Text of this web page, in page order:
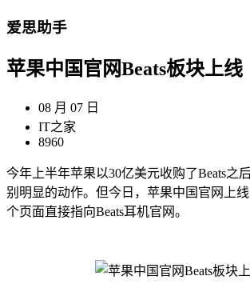
爱思助手
苹果中国官网Beats板块上线
08 月 07 日
IT之家
8960
今年上半年苹果以30亿美元收购了Beats之
别明显的动作。但今日，苹果中国官网上
个页面直接指向Beats耳机官网。